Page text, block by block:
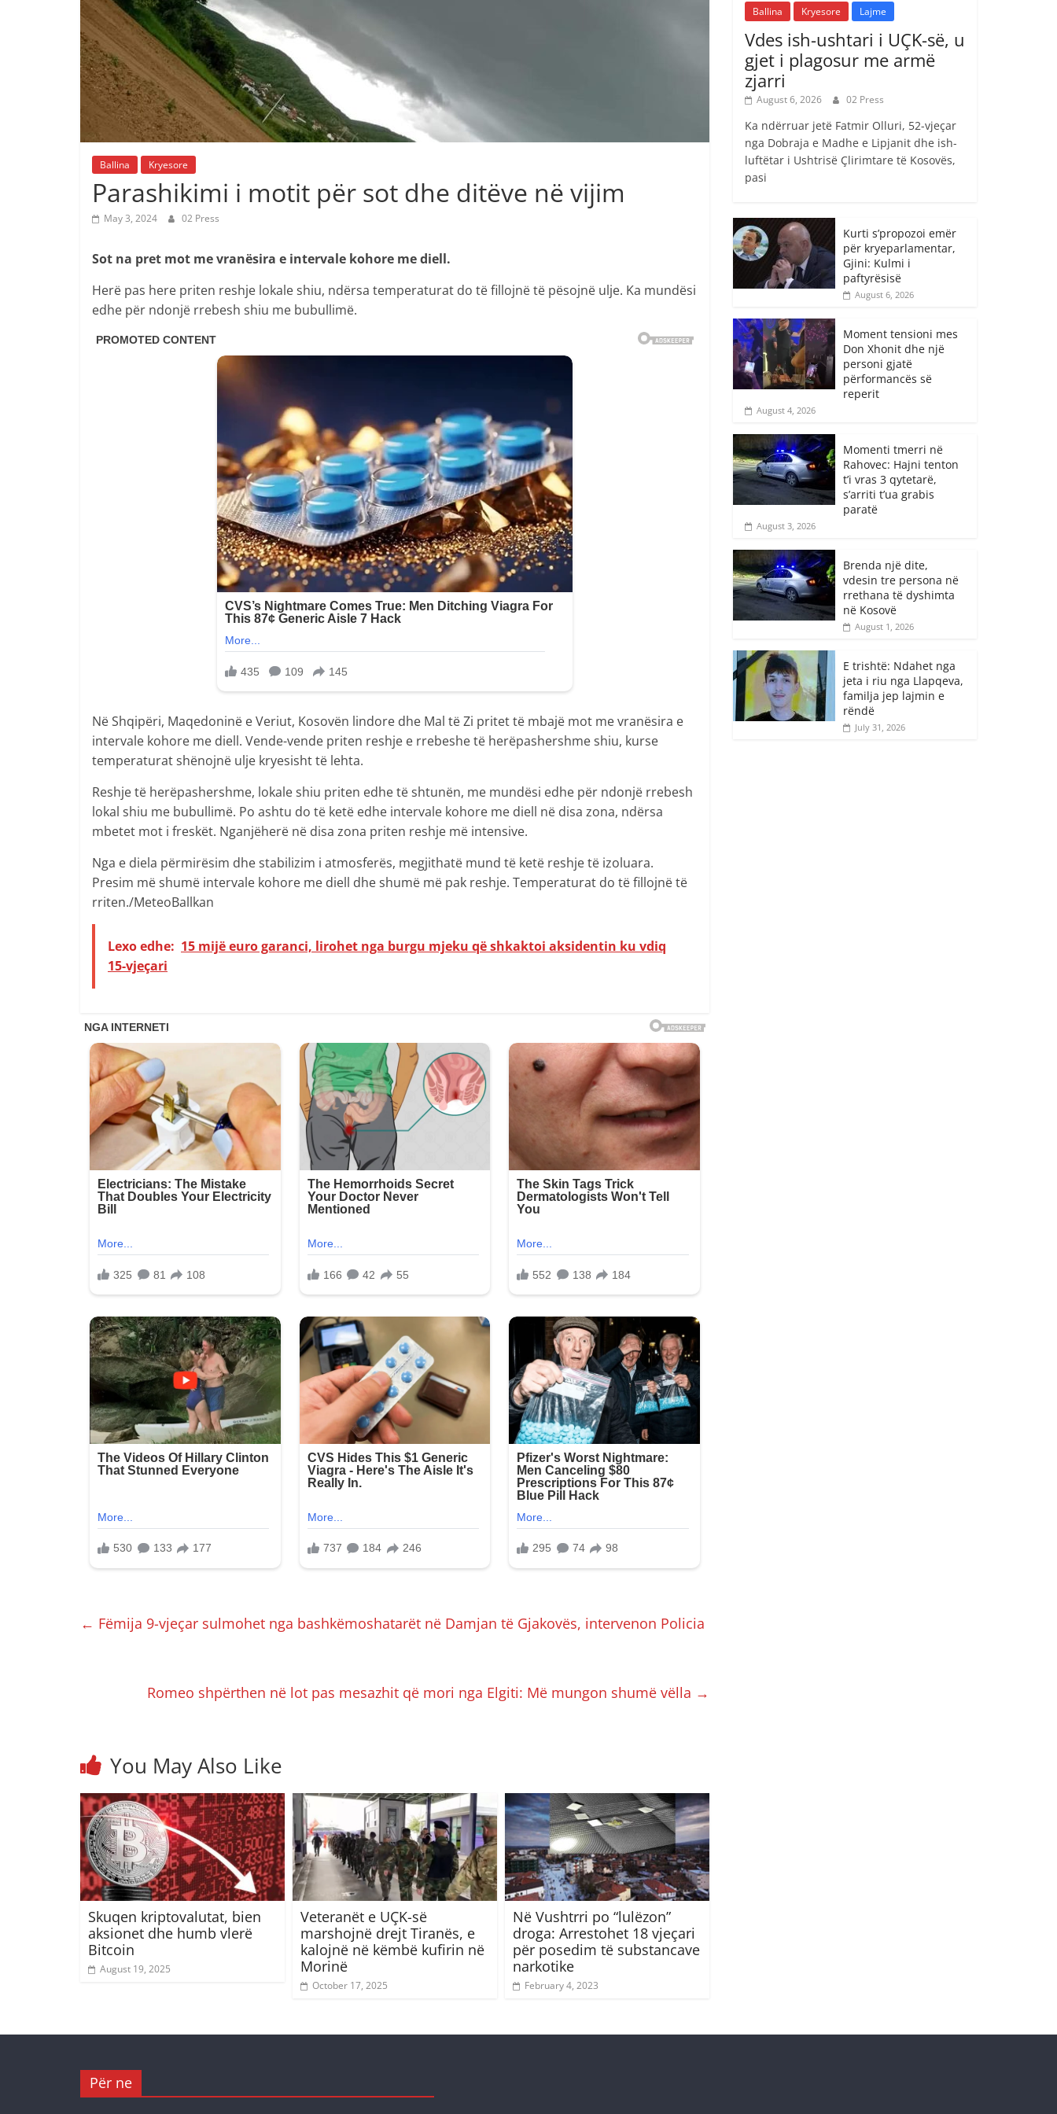
Ballina Kryesore
Parashikimi i motit për sot dhe ditëve në vijim
May 3, 2024 02 Press
Sot na pret mot me vranësira e intervale kohore me diell.
Herë pas here priten reshje lokale shiu, ndërsa temperaturat do të fillojnë të pësojnë ulje. Ka mundësi
edhe për ndonjë rrebesh shiu me bubullimë.
Në Shqipëri, Maqedoninë e Veriut, Kosovën lindore dhe Mal të Zi pritet të mbajë mot me vranësira e
intervale kohore me diell. Vende-vende priten reshje e rrebeshe të herëpashershme shiu, kurse
temperaturat shënojnë ulje kryesisht të lehta.
Reshje të herëpashershme, lokale shiu priten edhe të shtunën, me mundësi edhe për ndonjë rrebesh
lokal shiu me bubullimë. Po ashtu do të ketë edhe intervale kohore me diell në disa zona, ndërsa
mbetet mot i freskët. Nganjëherë në disa zona priten reshje më intensive.
Nga e diela përmirësim dhe stabilizim i atmosferës, megjithatë mund të ketë reshje të izoluara.
Presim më shumë intervale kohore me diell dhe shumë më pak reshje. Temperaturat do të fillojnë të
rriten./MeteoBallkan
Lexo edhe: 15 mijë euro garanci, lirohet nga burgu mjeku që shkaktoi aksidentin ku vdiq
15-vjeçari
← Fëmija 9-vjeçar sulmohet nga bashkëmoshatarët në Damjan të Gjakovës, intervenon Policia
Romeo shpërthen në lot pas mesazhit që mori nga Elgiti: Më mungon shumë vëlla →
You May Also Like
Skuqen kriptovalutat, bien
aksionet dhe humb vlerë
Bitcoin
August 19, 2025
Veteranët e UÇK-së
marshojnë drejt Tiranës, e
kalojnë në këmbë kufirin në
Morinë
October 17, 2025
Në Vushtrri po “lulëzon”
droga: Arrestohet 18 vjeçari
për posedim të substancave
narkotike
February 4, 2023
Ballina Kryesore Lajme
Vdes ish-ushtari i UÇK-së, u
gjet i plagosur me armë
zjarri
August 6, 2026 02 Press
Ka ndërruar jetë Fatmir Olluri, 52-vjeçar
nga Dobraja e Madhe e Lipjanit dhe ish-
luftëtar i Ushtrisë Çlirimtare të Kosovës,
pasi
Kurti s’propozoi emër
për kryeparlamentar,
Gjini: Kulmi i
paftyrësisë
August 6, 2026
Moment tensioni mes
Don Xhonit dhe një
personi gjatë
përformancës së
reperit
August 4, 2026
Momenti tmerri në
Rahovec: Hajni tenton
t’i vras 3 qytetarë,
s’arriti t’ua grabis
paratë
August 3, 2026
Brenda një dite,
vdesin tre persona në
rrethana të dyshimta
në Kosovë
August 1, 2026
E trishtë: Ndahet nga
jeta i riu nga Llapqeva,
familja jep lajmin e
rëndë
July 31, 2026
Për ne